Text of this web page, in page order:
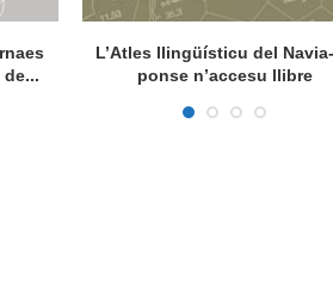
L’Atles llingüísticu del
ponse n’accesu llibre